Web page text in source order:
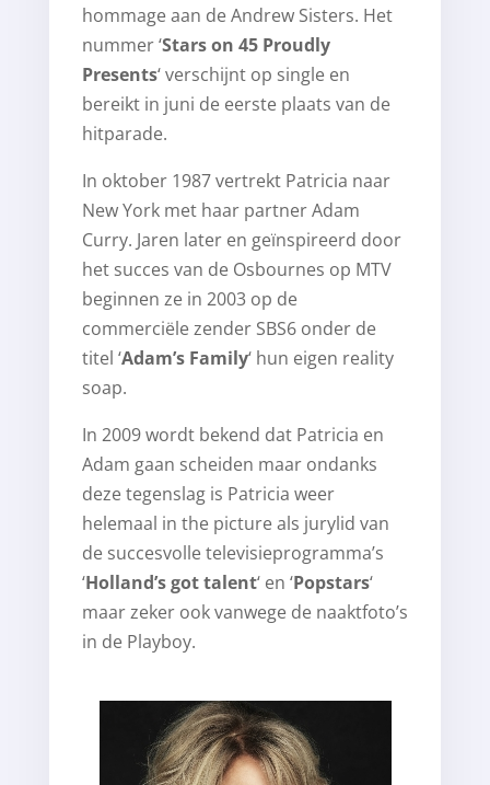
hommage aan de Andrew Sisters. Het
nummer ‘Stars on 45 Proudly
Presents‘ verschijnt op single en
bereikt in juni de eerste plaats van de
hitparade.
In oktober 1987 vertrekt Patricia naar
New York met haar partner Adam
Curry. Jaren later en geïnspireerd door
het succes van de Osbournes op MTV
beginnen ze in 2003 op de
commerciële zender SBS6 onder de
titel ‘Adam’s Family‘ hun eigen reality
soap.
In 2009 wordt bekend dat Patricia en
Adam gaan scheiden maar ondanks
deze tegenslag is Patricia weer
helemaal in the picture als jurylid van
de succesvolle televisieprogramma’s
‘Holland’s got talent‘ en ‘Popstars‘
maar zeker ook vanwege de naaktfoto’s
in de Playboy.